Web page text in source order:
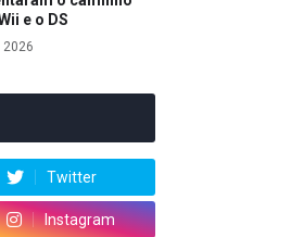
e o DS
2026
Twitter
Instagram